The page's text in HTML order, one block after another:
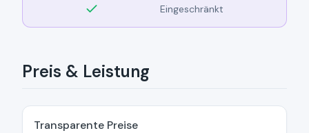
Eingeschränkt
Preis & Leistung
Transparente Preise